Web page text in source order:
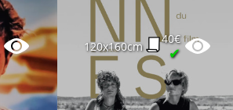
120x160cm
40€
✔